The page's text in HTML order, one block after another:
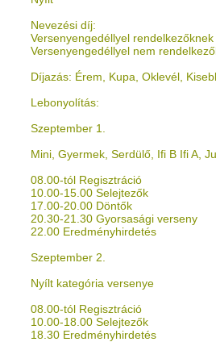
Nevezési díj:
Versenyengedéllyel
Versenyengedéllyel nem
Díjazás: Érem, Kupa, Oklevél,
Lebonyolítás:
Szeptember 1.
Mini, Gyermek, Serdülő, Ifi B Ifi A,
08.00-tól Regisztráció
10.00-15.00 Selejtezők
17.00-20.00 Döntők
20.30-21.30 Gyorsasági verseny
22.00 Eredményhirdetés
Szeptember 2.
Nyílt kategória versenye
08.00-tól Regisztráció
10.00-18.00 Selejtezők
18.30 Eredményhirdetés